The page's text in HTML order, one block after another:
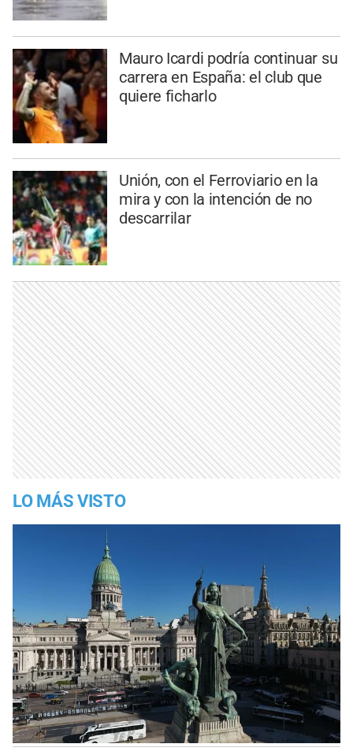
Mauro Icardi podría continuar su
carrera en España: el club que
quiere ficharlo
Unión, con el Ferroviario en la
mira y con la intención de no
descarrilar
LO MÁS VISTO